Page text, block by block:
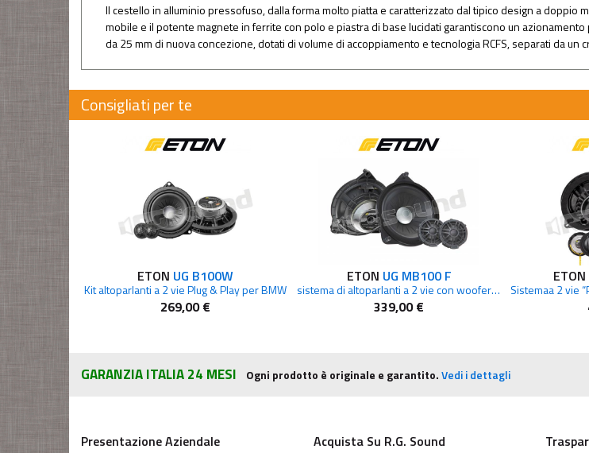
Il cestello in alluminio pressofuso, dalla forma molto piatta e caratterizzato dal tipico design a doppio
mobile e il potente magnete in ferrite con polo e piastra di base lucidati garantiscono un
da 25 mm di nuova concezione, dotati di volume di accoppiamento e tecnologia RCFS, separati da
Consigliati per te
ETON UG B100W
Kit altoparlanti a 2 vie Plug & Play per BMW
269,00 €
ETON UG MB100 F
sistema di altoparlanti a 2 vie con woofer 10cm Plug and Play Mercedes
339,00 €
ETON
GARANZIA ITALIA 24 MESI Ogni prodotto è originale e garantito.Vedi i dettagli
Presentazione Aziendale Acquista Su R.G. Sound